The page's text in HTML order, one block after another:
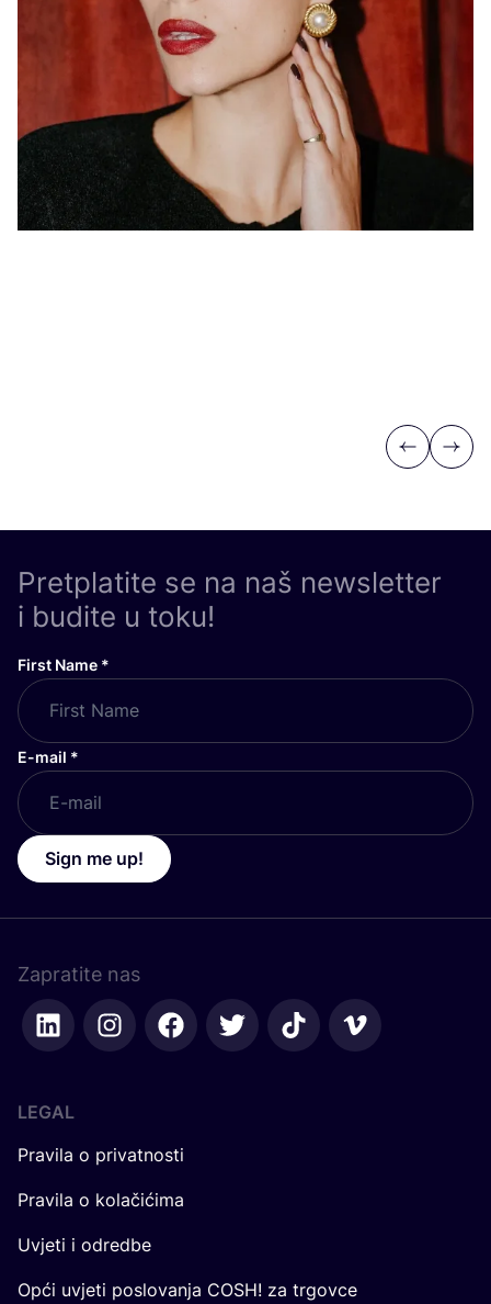
Previous
Next
Pretplatite se na naš newsletter
i budite u toku!
First Name *
E-mail *
Sign me up!
Zapratite nas
LEGAL
Pravila o privatnosti
Pravila o kolačićima
Uvjeti i odredbe
Opći uvjeti poslovanja COSH! za trgovce